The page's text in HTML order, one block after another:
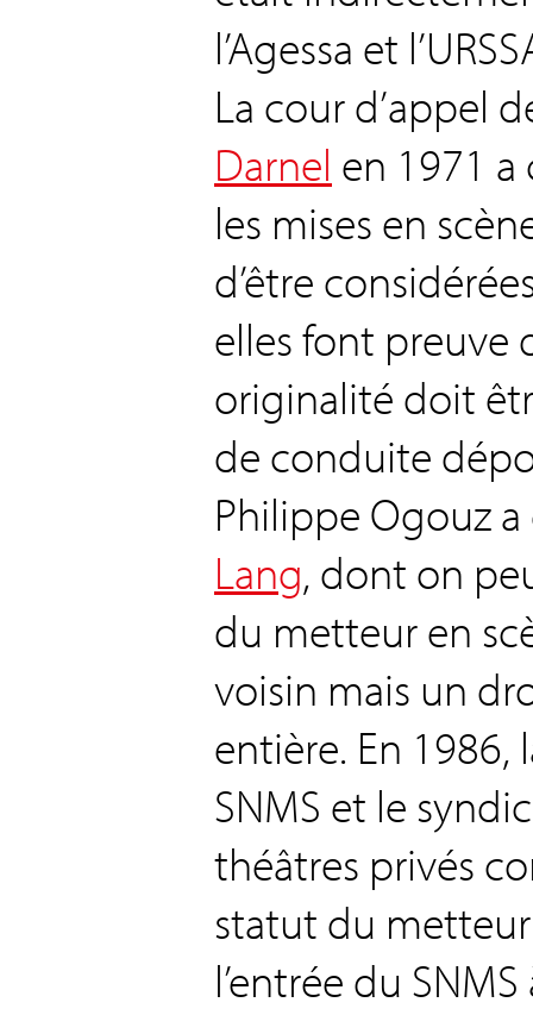
l’Agessa et
La cour d’appel
Darnel en 1971
les mises en
d’être
elles font preuve
originalité doit
de conduite
Philippe Ogouz
Lang, dont on
du metteur en
voisin mais un
entière. En
SNMS et le
théâtres privés
statut du
l’entrée du